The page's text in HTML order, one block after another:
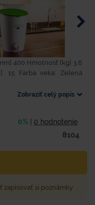
400 Hmotnosť [kg] 3,6
15 Farba veka: Zelená
Zobraziť celý popis
0% 0 hodnotenie
8104
zapisovať si poznámky